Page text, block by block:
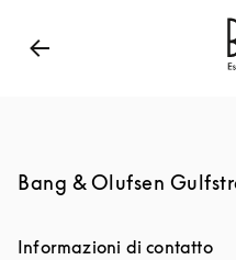
Bang &
Bang & Olufsen
Informazioni di contatto